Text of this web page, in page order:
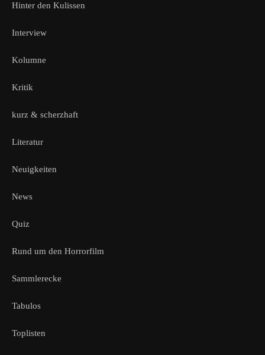
Hinter den Kulissen
Interview
Kolumne
Kritik
kurz & scherzhaft
Literatur
Neuigkeiten
News
Quiz
Rund um den Horrorfilm
Sammlerecke
Tabulos
Toplisten